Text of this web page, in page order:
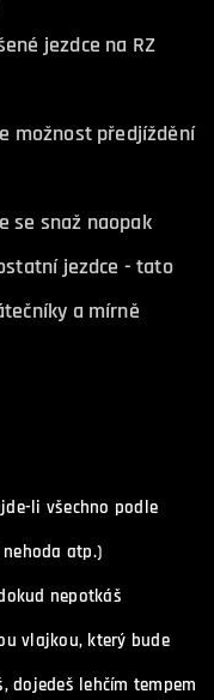
jezdce na RZ
možnost předjíždění
se snaž naopak
jezdce - tato
a mírně
li všechno podle
atp.)
nepotkáš
vlajkou, který bude
dojedeš lehčím tempem